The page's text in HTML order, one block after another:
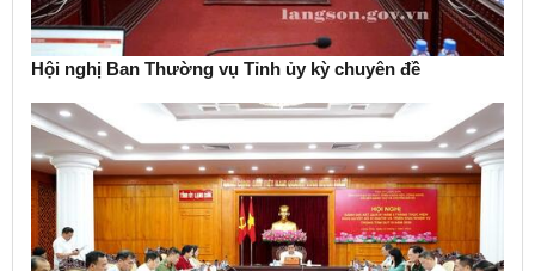
Hội nghị Ban Thường vụ Tỉnh ủy kỳ chuyên đề